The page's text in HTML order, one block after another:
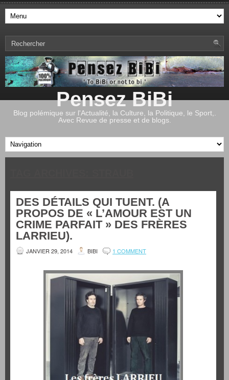
Pensez BiBi
Blog polémique sur l'Actualité, la Culture, la Politique, le Sport,.
Avec Revue de presse et de blogs.
DES DÉTAILS QUI TUENT. (A
PROPOS DE « L’AMOUR EST UN
CRIME PARFAIT » DES FRÈRES
LARRIEU).
JANVIER 29, 2014 BIBI 1 COMMENT